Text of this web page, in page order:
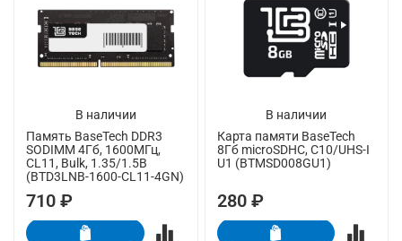
В наличии
Память BaseTech DDR3
SODIMM 4Гб, 1600МГц,
CL11, Bulk, 1.35/1.5В
(BTD3LNB-1600-CL11-4GN)
710 ₽
В наличии
Карта памяти BaseTech
8Гб microSDHC, C10/UHS-I
U1 (BTMSD008GU1)
280 ₽